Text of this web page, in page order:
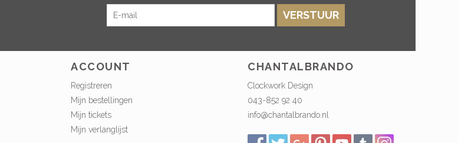
VERSTUUR
ACCOUNT
Registreren
Mijn bestellingen
Mijn tickets
Mijn verlanglijst
CHANTALBRANDO
Clockwork Design
043-852 92 40
info@chantalbrando.nl